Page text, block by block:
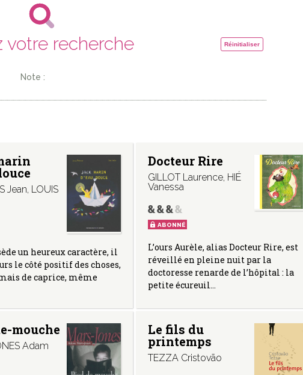
votre recherche
Note :
Réinitialiser
Jean, LOUIS
un heureux caractère, il
le côté positif des choses,
de caprice, même
Docteur Rire
GILLOT Laurence, HIÉ
Vanessa
ABONNÉ
L’ours Aurèle, alias Docteur Rire, est
réveillé en pleine nuit par la
doctoresse renarde de l’hôpital : la
petite écureuil…
mouche
Adam
Le fils du
printemps
TEZZA Cristovão